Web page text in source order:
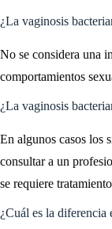
¿La vaginosis
No se considera una
comportamientos
¿La vaginosis
En algunos casos los
consultar a un
se requiere
¿Cuál es la diferencia